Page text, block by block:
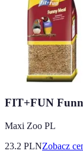
FIT+FUN
Maxi Zoo PL
23.2 PLNZobacz